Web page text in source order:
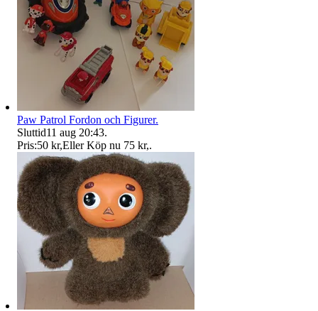
Paw Patrol Fordon och Figurer.
Sluttid11 aug 20:43.
Pris:50 kr,Eller Köp nu 75 kr,.